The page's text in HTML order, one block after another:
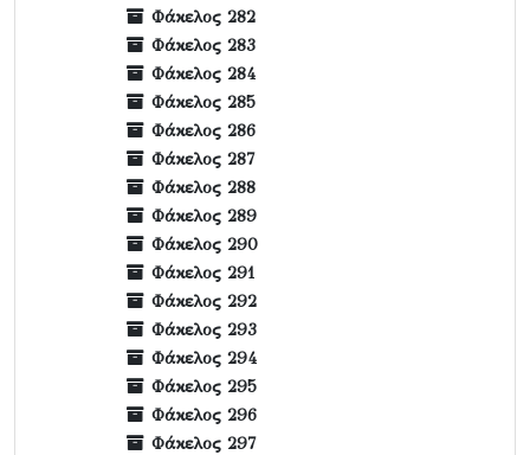
Φάκελος 282
Φάκελος 283
Φάκελος 284
Φάκελος 285
Φάκελος 286
Φάκελος 287
Φάκελος 288
Φάκελος 289
Φάκελος 290
Φάκελος 291
Φάκελος 292
Φάκελος 293
Φάκελος 294
Φάκελος 295
Φάκελος 296
Φάκελος 297